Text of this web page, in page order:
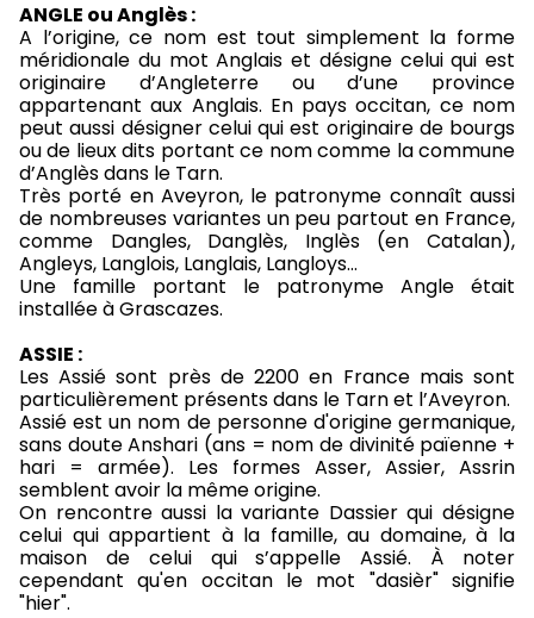
ANGLE ou Anglès :
A l’origine, ce nom est tout simplement la forme
méridionale du mot Anglais et désigne celui qui est
originaire d’Angleterre ou d’une province
appartenant aux Anglais. En pays occitan, ce nom
peut aussi désigner celui qui est originaire de bourgs
ou de lieux dits portant ce nom comme la commune
d’Anglès dans le Tarn.
Très porté en Aveyron, le patronyme connaît aussi
de nombreuses variantes un peu partout en France,
comme Dangles, Danglès, Inglès (en Catalan),
Angleys, Langlois, Langlais, Langloys…
Une famille portant le patronyme Angle était
installée à Grascazes.
ASSIE :
Les Assié sont près de 2200 en France mais sont
particulièrement présents dans le Tarn et l’Aveyron.
Assié est un nom de personne d'origine germanique,
sans doute Anshari (ans = nom de divinité païenne +
hari = armée). Les formes Asser, Assier, Assrin
semblent avoir la même origine.
On rencontre aussi la variante Dassier qui désigne
celui qui appartient à la famille, au domaine, à la
maison de celui qui s’appelle Assié. À noter
cependant qu'en occitan le mot "dasièr" signifie
"hier".